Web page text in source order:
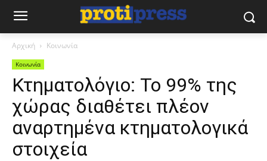
Αρχική Κοινωνία
Κοινωνία
Κτηματολόγιο: Το 99% της
χώρας διαθέτει πλέον
αναρτημένα κτηματολογικά
στοιχεία